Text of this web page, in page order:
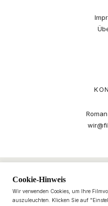
Cookie-Hinweis
Wir verwenden Cookies, um Ihre
auszuleuchten. Klicken Sie auf